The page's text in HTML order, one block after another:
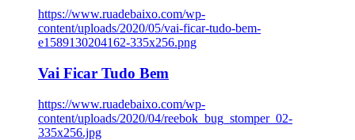
https://www.ruadebaixo.com/wp-
content/uploads/2020/05/vai-ficar-tudo-bem-
e1589130204162-335x256.png
Vai Ficar Tudo Bem
https://www.ruadebaixo.com/wp-
content/uploads/2020/04/reebok_bug_stomper_02-
335x256.jpg